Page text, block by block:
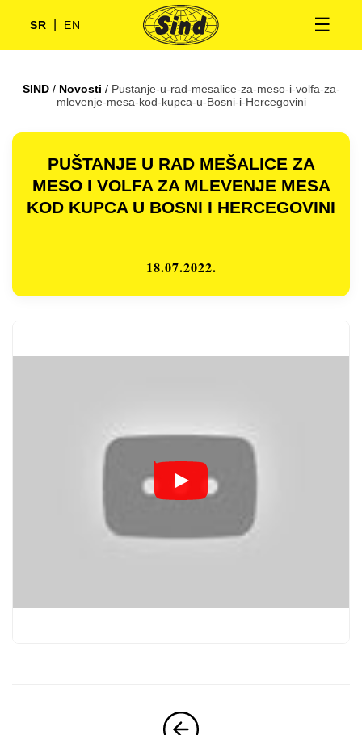
☰
SR EN
SIND/ Novosti / Pustanje-u-rad-mesalice-za-meso-i-volfa-za-
mlevenje-mesa-kod-kupca-u-Bosni-i-Hercegovini
PUŠTANJE U RAD MEŠALICE ZA
MESO I VOLFA ZA MLEVENJE MESA
KOD KUPCA U BOSNI I HERCEGOVINI
18.07.2022.